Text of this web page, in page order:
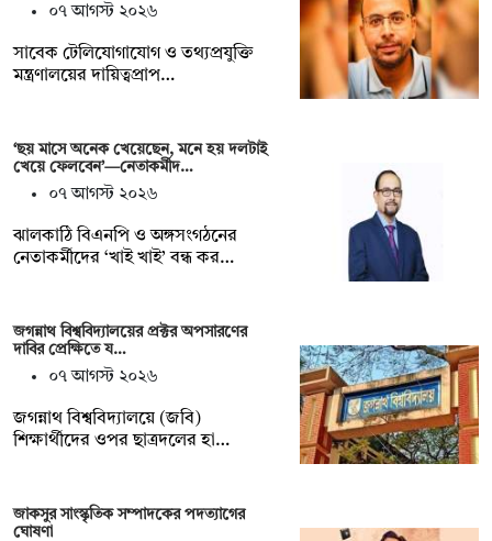
০৭ আগস্ট ২০২৬
সাবেক টেলিযোগাযোগ ও তথ্যপ্রযুক্তি
মন্ত্রণালয়ের দায়িত্বপ্রাপ…
‘ছয় মাসে অনেক খেয়েছেন, মনে হয় দলটাই
খেয়ে ফেলবেন’—নেতাকর্মীদ…
০৭ আগস্ট ২০২৬
ঝালকাঠি বিএনপি ও অঙ্গসংগঠনের
নেতাকর্মীদের ‘খাই খাই’ বন্ধ কর…
জগন্নাথ বিশ্ববিদ্যালয়ের প্রক্টর অপসারণের
দাবির প্রেক্ষিতে য…
০৭ আগস্ট ২০২৬
জগন্নাথ বিশ্ববিদ্যালয়ে (জবি)
শিক্ষার্থীদের ওপর ছাত্রদলের হা…
জাকসুর সাংস্কৃতিক সম্পাদকের পদত্যাগের
ঘোষণা